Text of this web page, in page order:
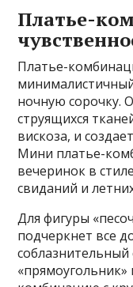
Платье-
Платье-
ночную сорочку.
струящихся
вискоза, и
Мини платье-
вечеринок в
свиданий и
Для фигуры
подчеркнет все